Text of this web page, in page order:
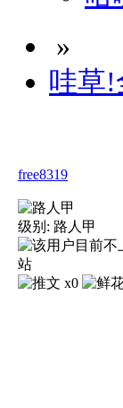
»
哇草!
free8319
级别: 路人甲
x0